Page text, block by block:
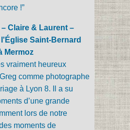
!”
– Claire & Laurent –
Saint-Bernard
Mermoz
vraiment heureux
comme photographe
à Lyon 8. Il a su
d’une grande
lors de notre
moments de